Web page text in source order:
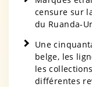
censure sur
du Ruanda-
Une
belge, les
les
différentes